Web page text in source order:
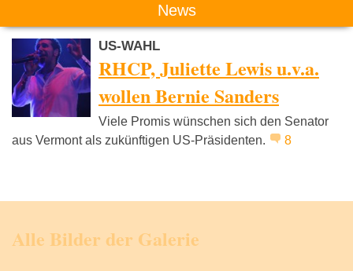
News
US-WAHL
RHCP, Juliette Lewis u.v.a.
wollen Bernie Sanders
Viele Promis wünschen sich den Senator
aus Vermont als zukünftigen US-Präsidenten.
8
Alle Bilder der Galerie